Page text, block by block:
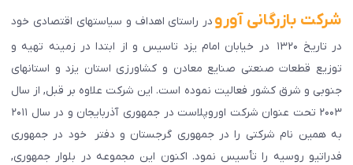
شرکت بازرگانی آورو در راستای اهداف و سیاستهای اقتصادی خود
در تاریخ ۱۳۲۰ در خیابان امام یزد تاسیس و از ابتدا در زمینه تهیه و
توزیع قطعات صنعتی صنایع معادن و کشاورزی استان یزد و استانهای
جنوبی و شرق کشور فعالیت نموده است. این شرکت علاوه بر قبل, از سال
۲۰۰۳ تحت عنوان شرکت اوروپلاست در جمهوری آذربایجان و در سال ۲۰۱۱
به همین نام شرکتی را در جمهوری گرجستان و دفتر خود در جمهوری
فدراتیو روسیه را تأسیس نمود. اکنون این مجموعه در بلوار جمهوری,